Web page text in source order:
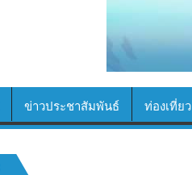
ข่าวประชาสัมพันธ์ ท่องเที่ยว